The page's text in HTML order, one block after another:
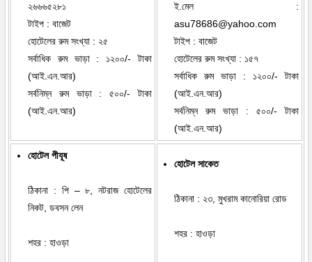
২৬৬৬৫২৮১
টাইপ : বাজেট
হোটেলের রুম সংখ্যা : ২৫
সর্বাধিক রুম ভাড়া : ১২০০/- টাকা
(আই.এন.আর)
সর্বনিম্ন রুম ভাড়া : ৫০০/- টাকা
(আই.এন.আর)
ই.মেল :
asu78686@yahoo.com
টাইপ : বাজেট
হোটেলের রুম সংখ্যা : ১৫৭
সর্বাধিক রুম ভাড়া : ১২০০/- টাকা
(আই.এন.আর)
সর্বনিম্ন রুম ভাড়া : ৫০০/- টাকা
(আই.এন.আর)
হোটেল পীযূষ
ঠিকানা : পি – ৮, নটরাজ হোটেলের
নিকট, ডবসন লেন
শহর : হাওড়া
হোটেল সাকেত
ঠিকানা : ২৩, মুখরাম কানোরিয়া রোড
শহর : হাওড়া